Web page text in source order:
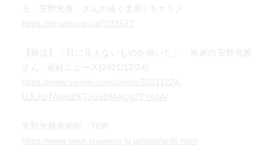
る「安野光雅」さんの描く世界 | キナリノ
【葬送】「目に見えないものを描いた」 画家の安野光雅
さん - 産経ニュース(2021/12/24)
安野光雅美術館 TOP